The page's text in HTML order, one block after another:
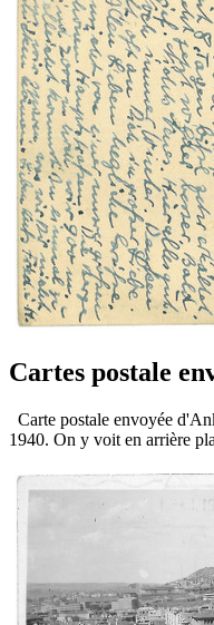
Cartes postale
Carte postale envoyée
1940. On y voit en arrière